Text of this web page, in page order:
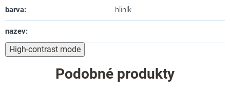
barva: hliník
nazev:
High-contrast mode
Podobné produkty